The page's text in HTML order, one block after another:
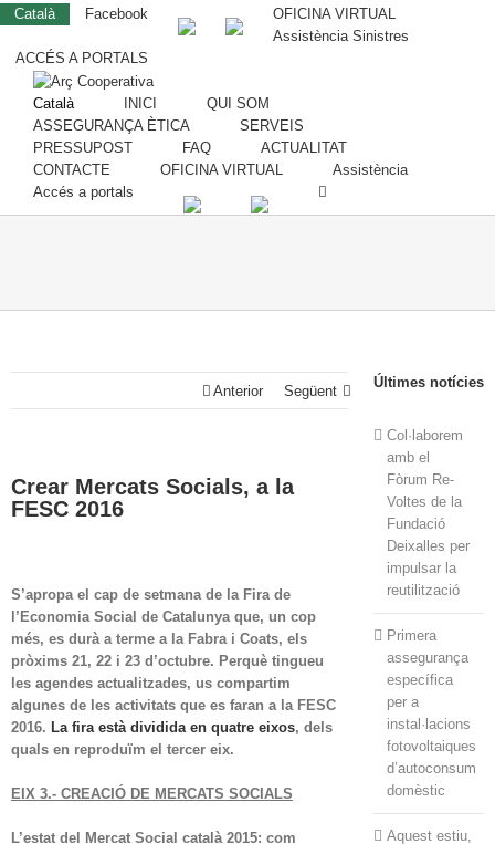
Català Facebook
OFICINA VIRTUAL
Assistència Sinistres
ACCÉS A PORTALS
Català INICI
QUI SOM
ASSEGURANÇA ÈTICA
SERVEIS
PRESSUPOST
FAQ
ACTUALITAT
CONTACTE
OFICINA VIRTUAL
Assistència
Accés a portals
Anterior Següent
Crear Mercats Socials, a la
FESC 2016
S’apropa el cap de setmana de la Fira de
l’Economia Social de Catalunya que, un cop
més, es durà a terme a la Fabra i Coats, els
pròxims 21, 22 i 23 d’octubre. Perquè tingueu
les agendes actualitzades, us compartim
algunes de les activitats que es faran a la FESC
2016. La fira està dividida en quatre eixos, dels
quals en reproduïm el tercer eix.
EIX 3.- CREACIÓ DE MERCATS SOCIALS
L’estat del Mercat Social català 2015: com
Últimes notícies
Col·laborem
amb el
Fòrum Re-
Voltes de la
Fundació
Deixalles per
impulsar la
reutilització
Primera
assegurança
específica
per a
instal·lacions
fotovoltaiques
d’autoconsum
domèstic
Aquest estiu,